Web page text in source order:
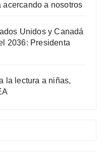
acercando a nosotros
Unidos y Canadá
2036: Presidenta
la lectura a niñas,